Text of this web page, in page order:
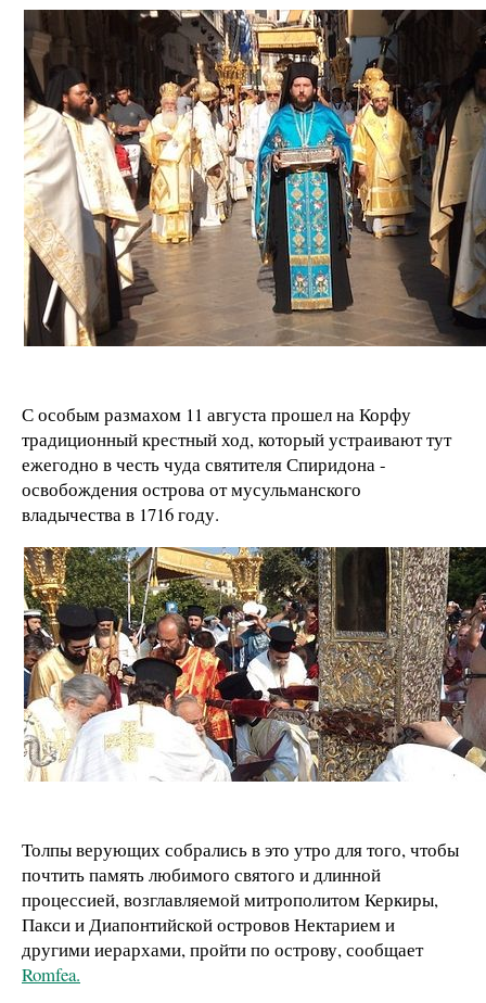
С особым размахом 11 августа прошел на Корфу
традиционный крестный ход, который устраивают тут
ежегодно в честь чуда святителя Спиридона -
освобождения острова от мусульманского
владычества в 1716 году.
Толпы верующих собрались в это утро для того, чтобы
почтить память любимого святого и длинной
процессией, возглавляемой митрополитом Керкиры,
Пакси и Диапонтийской островов Нектарием и
другими иерархами, пройти по острову, сообщает
Romfea.